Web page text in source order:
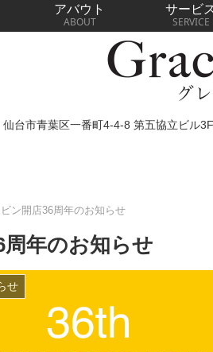
仙台市青葉区一番町4-4-8 第五協立ビル
アバウト
ABOUT
サービ
SERVICE
ン開店36周年のお知らせ
年のお知らせ
せ